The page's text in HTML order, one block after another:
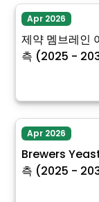
Apr 2026
제약 멤브레인
측 (2025 -
Apr 2026
Brewers
측 (2025 -